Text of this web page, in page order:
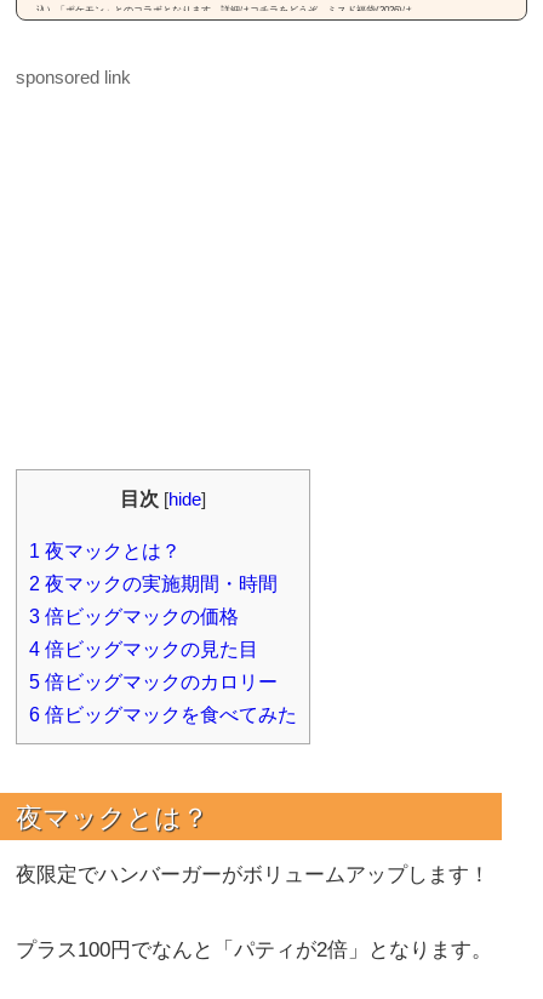
込）「ポケモン」とのコラボとなります。詳細はコチラをどうぞ。ミスド福袋(2026)は
3,500円）福袋は2種類...
sponsored link
目次 [hide]
1 夜マックとは？
2 夜マックの実施期間・時間
3 倍ビッグマックの価格
4 倍ビッグマックの見た目
5 倍ビッグマックのカロリー
6 倍ビッグマックを食べてみた
夜マックとは？
夜限定でハンバーガーがボリュームアップします！
プラス100円でなんと「パティが2倍」となります。